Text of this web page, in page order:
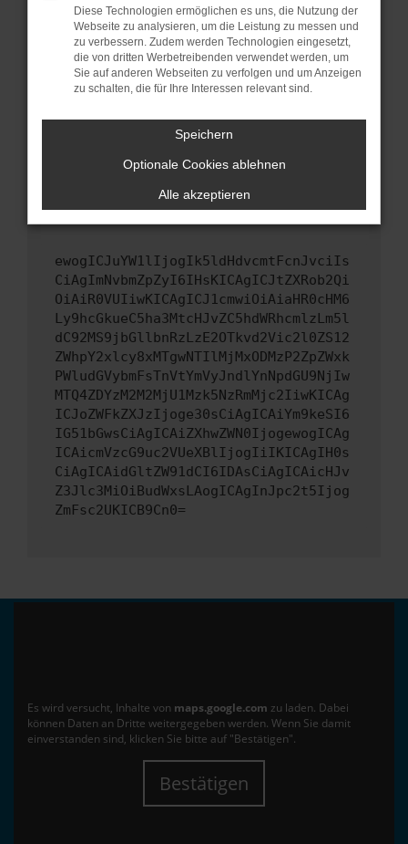
sind.
Veraltete Software birgt nicht nur ein
Sicherheitsrisiko, sondern kann auch dazu
führen, dass bestimmte Funktionen nicht mehr
unterstützt werden.
Wende dich an den Webseitenbetreiber.
Wenn du alle oben genannten Schritte versucht
hast, kontaktiere uns bitte. Wir werden
versuchen, das Problem zu beheben. Du kannst
uns diesen Text schicken, um uns bei der
ewogICJuYW1lIjogIk5ldHdvcmtFcnJvciIs
CiAgImNvbmZpZyI6IHsKICAgICJtZXRob2Qi
OiAiR0VUIiwKICAgICJ1cmwiOiAiaHR0cHM6
Ly9hcGkueC5ha3MtcHJvZC5hdWRhcmlzLm5l
dC92MS9jbGllbnRzLzE2OTkvd2Vic2l0ZS12
ZWhpY2xlcy8xMTgwNTIlMjMxODMzP2ZpZWxk
PWludGVybmFsTnVtYmVyJndlYnNpdGU9NjIw
MTQ4ZDYzM2M2MjU1Mzk5NzRmMjc2IiwKICAg
ICJoZWFkZXJzIjoge30sCiAgICAiYm9keSI6
IG51bGwsCiAgICAiZXhwZWN0IjogewogICAg
ICAicmVzcG9uc2VUeXBlIjogIiIKICAgIH0s
CiAgICAidGltZW91dCI6IDAsCiAgICAicHJv
Z3Jlc3MiOiBudWxsLAogICAgInJpc2t5Ijog
ZmFsc2UKICB9Cn0=
Es wird versucht, Inhalte von maps.google.com zu laden. Dabei
können Daten an Dritte weitergegeben werden. Wenn Sie damit
einverstanden sind, klicken Sie bitte auf "Bestätigen".
Bestätigen
Diese Technologien ermöglichen es uns, die Nutzung der
Webseite zu analysieren, um die Leistung zu messen und
zu verbessern. Zudem werden Technologien eingesetzt,
die von dritten Werbetreibenden verwendet werden, um
Sie auf anderen Webseiten zu verfolgen und um Anzeigen
zu schalten, die für Ihre Interessen relevant sind.
Speichern
Optionale Cookies ablehnen
Alle akzeptieren